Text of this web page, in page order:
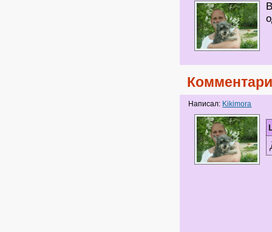
Написал: Kikimora